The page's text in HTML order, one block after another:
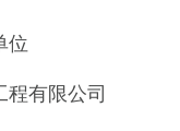
位
有限公司